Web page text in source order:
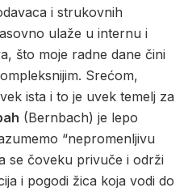
i strukovnih
ulaže u internu i
što moje radne dane čini
Srećom,
ista i to je uvek temelj za
(Bernbach) je lepo
“nepromenljivu
se čoveku privuče i održi
i pogodi žica koja vodi do